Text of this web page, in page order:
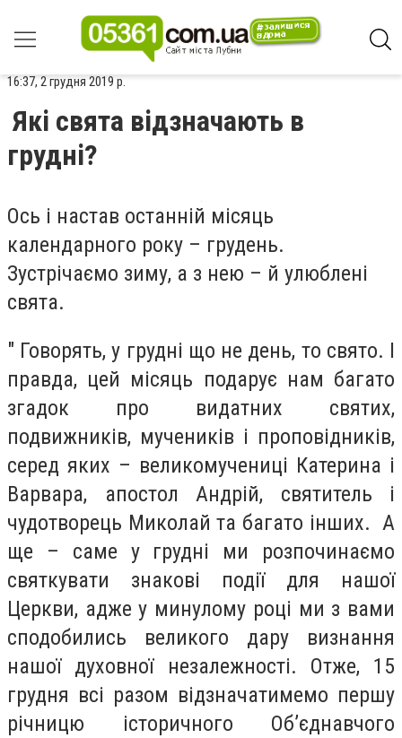
16:37, 2 грудня 2019 р.
Які свята відзначають в
грудні?
Ось і настав останній місяць
календарного року – грудень.
Зустрічаємо зиму, а з нею – й улюблені
свята.
" Говорять, у грудні що не день, то свято. І
правда, цей місяць подарує нам багато
згадок про видатних святих,
подвижників, мучеників і проповідників,
серед яких – великомучениці Катерина і
Варвара, апостол Андрій, святитель і
чудотворець Миколай та багато інших. А
ще – саме у грудні ми розпочинаємо
святкувати знакові події для нашої
Церкви, адже у минулому році ми з вами
сподобились великого дару визнання
нашої духовної незалежності. Отже, 15
грудня всі разом відзначатимемо першу
річницю історичного Об’єднавчого